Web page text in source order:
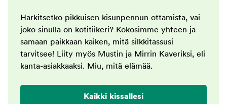
Harkitsetko pikkuisen kisunpennun ottamista, vai
joko sinulla on kotitiikeri? Kokosimme yhteen ja
samaan paikkaan kaiken, mitä silkkitassusi
tarvitsee! Liity myös Mustin ja Mirrin Kaveriksi, eli
kanta-asiakkaaksi. Miu, mitä elämää.
Kaikki kissallesi